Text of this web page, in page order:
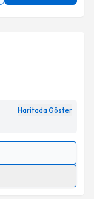
Haritada Göster